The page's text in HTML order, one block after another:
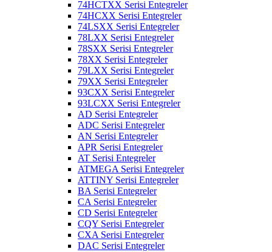
74HCTXX Serisi Entegreler
74HCXX Serisi Entegreler
74LSXX Serisi Entegreler
78LXX Serisi Entegreler
78SXX Serisi Entegreler
78XX Serisi Entegreler
79LXX Serisi Entegreler
79XX Serisi Entegreler
93CXX Serisi Entegreler
93LCXX Serisi Entegreler
AD Serisi Entegreler
ADC Serisi Entegreler
AN Serisi Entegreler
APR Serisi Entegreler
AT Serisi Entegreler
ATMEGA Serisi Entegreler
ATTINY Serisi Entegreler
BA Serisi Entegreler
CA Serisi Entegreler
CD Serisi Entegreler
CQY Serisi Entegreler
CXA Serisi Entegreler
DAC Serisi Entegreler